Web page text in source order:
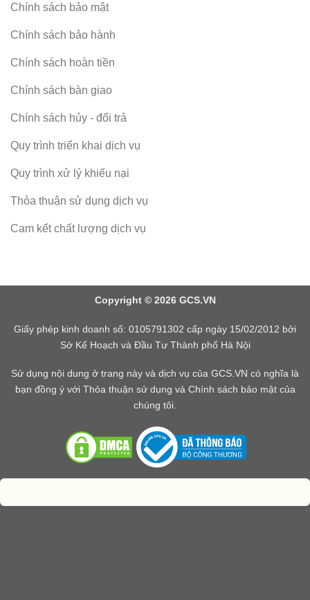
Chính sách bảo mật
Chính sách bảo hành
Chính sách hoàn tiền
Chính sách bàn giao
Chính sách hủy - đổi trả
Quy trình triển khai dịch vụ
Quy trình xử lý khiếu nại
Thỏa thuận sử dụng dịch vụ
Cam kết chất lượng dịch vụ
Copyright © 2026 GCS.VN
Giấy phép kinh doanh số: 0105791302 cấp ngày 15/02/2012 bởi
Sở Kế Hoạch và Đầu Tư Thành phố Hà Nội
Sử dụng nội dung ở trang này và dịch vụ của GCS.VN có nghĩa là
bạn đồng ý với Thỏa thuận sử dụng và Chính sách bảo mật của
chúng tôi.